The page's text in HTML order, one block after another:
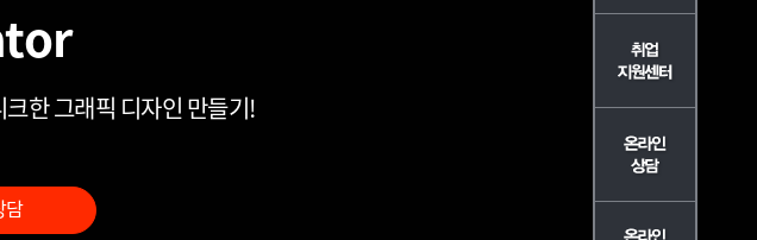
한 그래픽 디자인 만들기!
담